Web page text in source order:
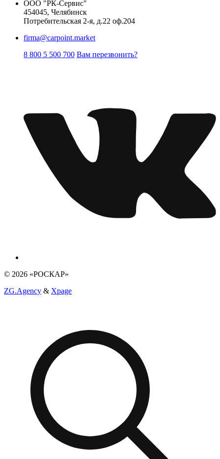
ООО "РК-Сервис"
454045, Челябинск
Потребительская 2-я, д.22 оф.204
firma@carpoint.market
8 800 5 500 700 Вам перезвонить?
© 2026 «РОСКАР»
ZG.Agency & Xpage